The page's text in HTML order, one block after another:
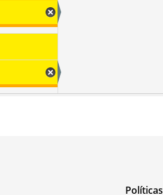
Políticas